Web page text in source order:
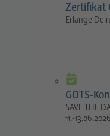
Zertifikat
Erlange
GOTS-
SAVE THE
11.-